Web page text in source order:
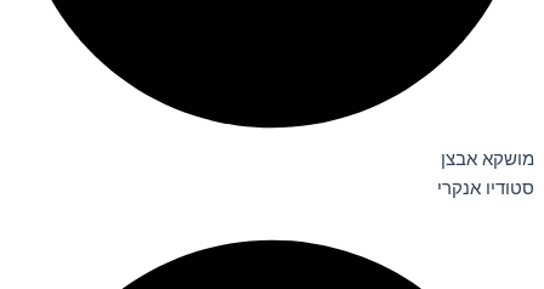
מושקא אבצן
סטודיו אנקרי